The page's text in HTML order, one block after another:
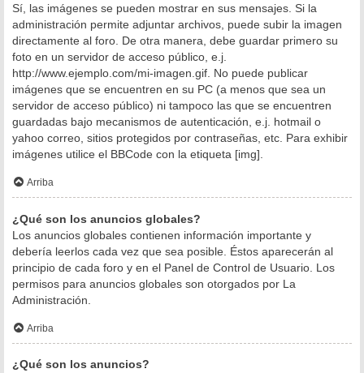
Sí, las imágenes se pueden mostrar en sus mensajes. Si la
administración permite adjuntar archivos, puede subir la imagen
directamente al foro. De otra manera, debe guardar primero su
foto en un servidor de acceso público, e.j.
http://www.ejemplo.com/mi-imagen.gif. No puede publicar
imágenes que se encuentren en su PC (a menos que sea un
servidor de acceso público) ni tampoco las que se encuentren
guardadas bajo mecanismos de autenticación, e.j. hotmail o
yahoo correo, sitios protegidos por contraseñas, etc. Para exhibir
imágenes utilice el BBCode con la etiqueta [img].
Arriba
¿Qué son los anuncios globales?
Los anuncios globales contienen información importante y
debería leerlos cada vez que sea posible. Éstos aparecerán al
principio de cada foro y en el Panel de Control de Usuario. Los
permisos para anuncios globales son otorgados por La
Administración.
Arriba
¿Qué son los anuncios?